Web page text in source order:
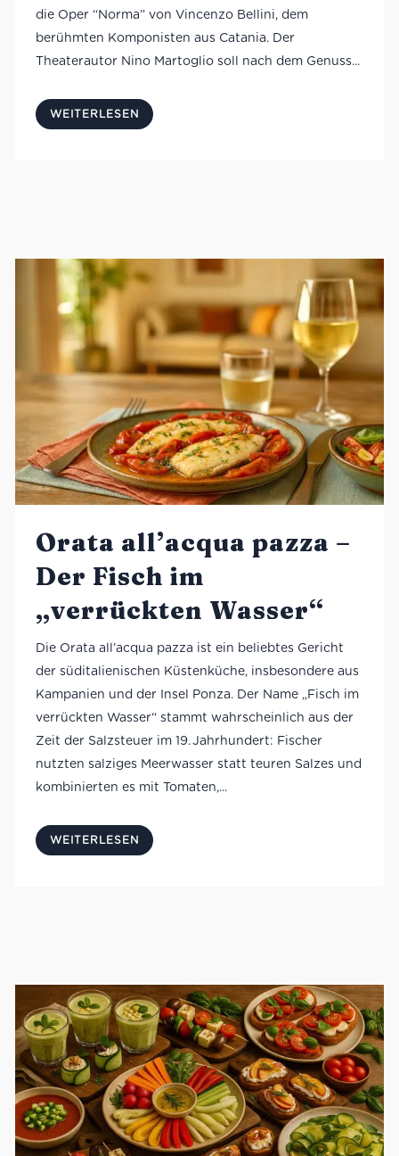
die Oper “Norma” von Vincenzo Bellini, dem
berühmten Komponisten aus Catania. Der
Theaterautor Nino Martoglio soll nach dem Genuss...
WEITERLESEN
Orata all’acqua pazza –
Der Fisch im
„verrückten Wasser“
Die Orata all’acqua pazza ist ein beliebtes Gericht
der süditalienischen Küstenküche, insbesondere aus
Kampanien und der Insel Ponza. Der Name „Fisch im
verrückten Wasser“ stammt wahrscheinlich aus der
Zeit der Salzsteuer im 19. Jahrhundert: Fischer
nutzten salziges Meerwasser statt teuren Salzes und
kombinierten es mit Tomaten,...
WEITERLESEN